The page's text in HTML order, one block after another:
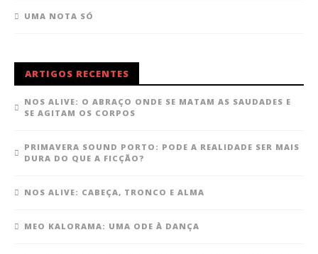
UMA NOTA SÓ
ARTIGOS RECENTES
NOS ALIVE: O ABRAÇO ONDE SE MATAM AS SAUDADES E
SE AGITAM OS CORPOS
PRIMAVERA SOUND PORTO: PODE A REALIDADE SER MAIS
DURA DO QUE A FICÇÃO?
NOS ALIVE: CABEÇA, TRONCO E ALMA
MEO KALORAMA: UMA ODE À DANÇA